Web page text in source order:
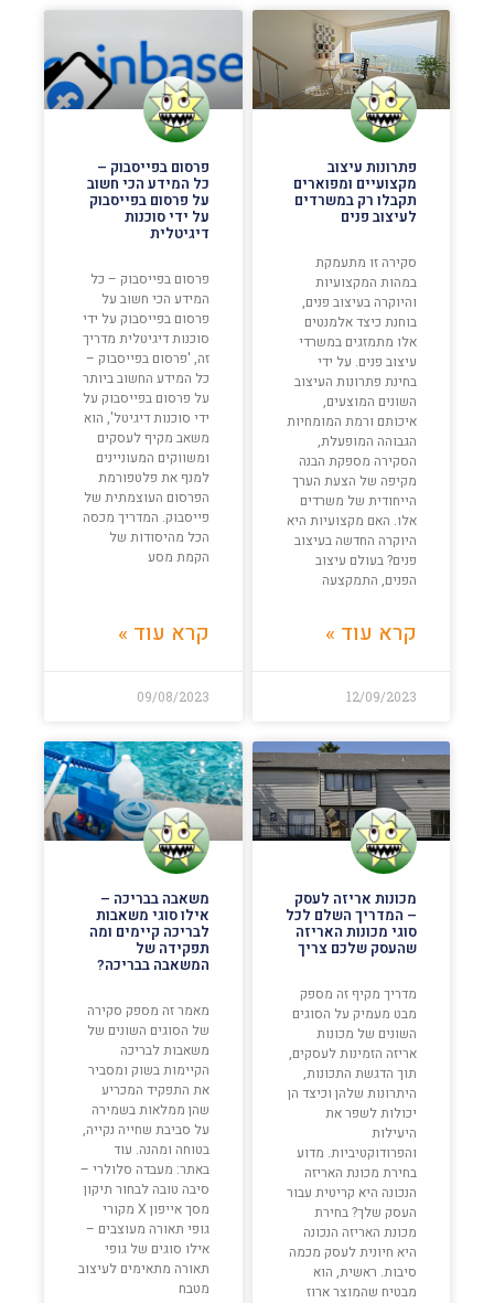
פתרונות עיצוב
מקצועיים ומפוארים
תקבלו רק במשרדים
לעיצוב פנים
סקירה זו מתעמקת
במהות המקצועיות
והיוקרה בעיצוב פנים,
בוחנת כיצד אלמנטים
אלו מתמזגים במשרדי
עיצוב פנים. על ידי
בחינת פתרונות העיצוב
השונים המוצעים,
איכותם ורמת המומחיות
הגבוהה המופעלת,
הסקירה מספקת הבנה
מקיפה של הצעת הערך
הייחודית של משרדים
אלו. האם מקצועיות היא
היוקרה החדשה בעיצוב
פנים? בעולם עיצוב
הפנים, התמקצעה
קרא עוד »
12/09/2023
פרסום בפייסבוק –
כל המידע הכי חשוב
על פרסום בפייסבוק
על ידי סוכנות
דיגיטלית
פרסום בפייסבוק – כל
המידע הכי חשוב על
פרסום בפייסבוק על ידי
סוכנות דיגיטלית מדריך
זה, 'פרסום בפייסבוק –
כל המידע החשוב ביותר
על פרסום בפייסבוק על
ידי סוכנות דיגיטל', הוא
משאב מקיף לעסקים
ומשווקים המעוניינים
למנף את פלטפורמת
הפרסום העוצמתית של
פייסבוק. המדריך מכסה
הכל מהיסודות של
הקמת מסע
קרא עוד »
09/08/2023
מכונות אריזה לעסק
– המדריך השלם לכל
סוגי מכונות האריזה
שהעסק שלכם צריך
מדריך מקיף זה מספק
מבט מעמיק על הסוגים
השונים של מכונות
אריזה הזמינות לעסקים,
תוך הדגשת התכונות,
היתרונות שלהן וכיצד הן
יכולות לשפר את
היעילות
והפרודוקטיביות. מדוע
בחירת מכונת האריזה
הנכונה היא קריטית עבור
העסק שלך? בחירת
מכונת האריזה הנכונה
היא חיונית לעסק מכמה
סיבות. ראשית, הוא
מבטיח שהמוצר ארוז
משאבה בבריכה –
אילו סוגי משאבות
לבריכה קיימים ומה
תפקידה של
המשאבה בבריכה?
מאמר זה מספק סקירה
של הסוגים השונים של
משאבות לבריכה
הקיימות בשוק ומסביר
את התפקיד המכריע
שהן ממלאות בשמירה
על סביבת שחייה נקייה,
בטוחה ומהנה. עוד
באתר: מעבדה סלולרי –
סיבה טובה לבחור תיקון
מסך אייפון X מקורי
גופי תאורה מעוצבים –
אילו סוגים של גופי
תאורה מתאימים לעיצוב
מטבח